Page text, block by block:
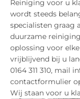
Reiniging voor u
wordt steeds
specialisten graag
duurzame
oplossing voor
vrijblijvend bij u
0164 311 310, mail
contactformulier
Wij staan voor u